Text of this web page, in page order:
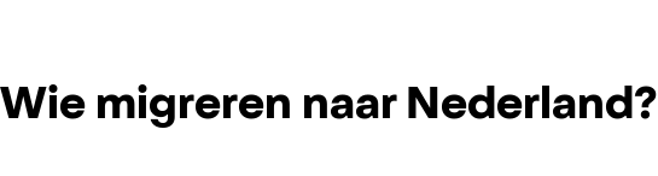
Wie migreren naar Nederland?